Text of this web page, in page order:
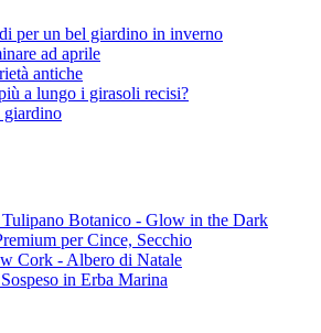
per un bel giardino in inverno
ad aprile
antiche
a lungo i girasoli recisi?
giardino
Botanico - Glow in the Dark
per Cince, Secchio
Cork - Albero di Natale
in Erba Marina